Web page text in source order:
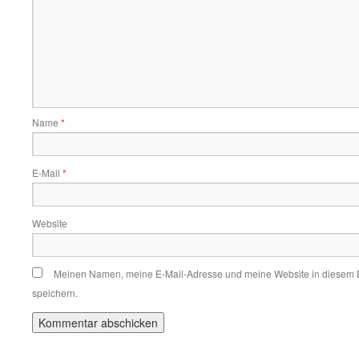
Name *
E-Mail *
Website
Meinen Namen, meine E-Mail-Adresse und meine Website in
speichern.